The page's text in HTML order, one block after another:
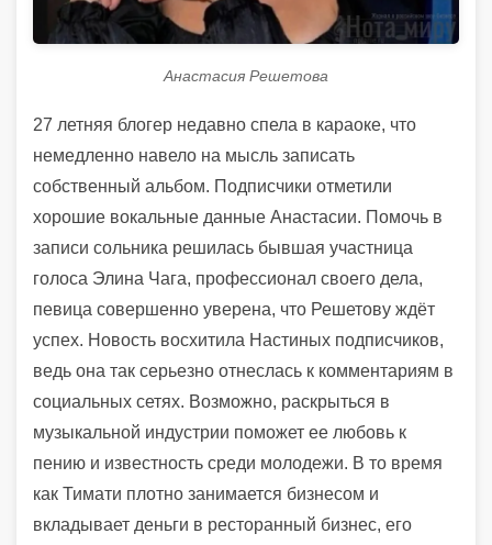
Анастасия Решетова
27 летняя блогер недавно спела в караоке, что
немедленно навело на мысль записать
собственный альбом. Подписчики отметили
хорошие вокальные данные Анастасии. Помочь в
записи сольника решилась бывшая участница
голоса Элина Чага, профессионал своего дела,
певица совершенно уверена, что Решетову ждёт
успех. Новость восхитила Настиных подписчиков,
ведь она так серьезно отнеслась к комментариям в
социальных сетях. Возможно, раскрыться в
музыкальной индустрии поможет ее любовь к
пению и известность среди молодежи. В то время
как Тимати плотно занимается бизнесом и
вкладывает деньги в ресторанный бизнес, его